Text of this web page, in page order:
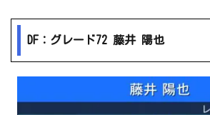
DF：グレード72 藤井 陽也